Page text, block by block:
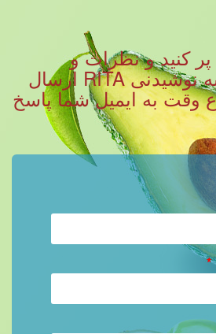
کنید و نظرات و
سوالات خود را به نوشیدنی RITA ارسال
وقت به ایمیل شما پاسخ
*